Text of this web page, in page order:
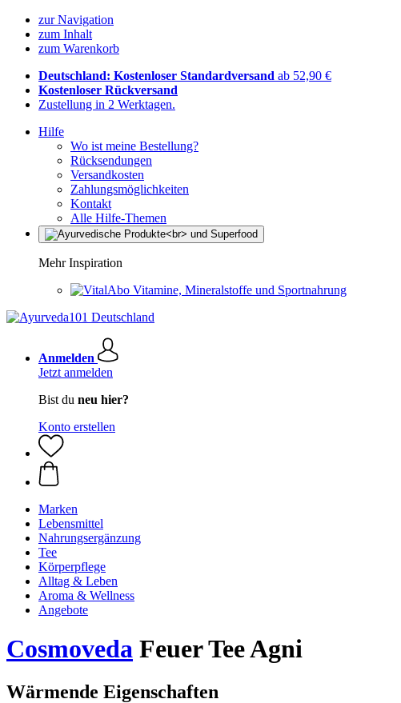
zur Navigation
zum Inhalt
zum Warenkorb
Deutschland: Kostenloser Standardversand ab 52,90 €
Kostenloser Rückversand
Zustellung in 2 Werktagen.
Hilfe
Wo ist meine Bestellung?
Rücksendungen
Versandkosten
Zahlungsmöglichkeiten
Kontakt
Alle Hilfe-Themen
Mehr Inspiration
Vitamine, Mineralstoffe und Sportnahrung
Anmelden
Jetzt anmelden
Bist du neu hier?
Konto erstellen
Marken
Lebensmittel
Nahrungsergänzung
Tee
Körperpflege
Alltag & Leben
Aroma & Wellness
Angebote
Cosmoveda Feuer Tee Agni
Wärmende Eigenschaften